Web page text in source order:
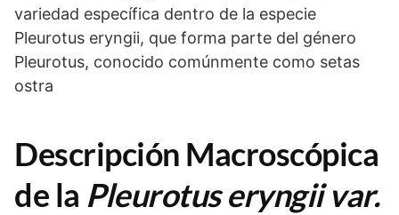
variedad específica dentro de la especie
Pleurotus eryngii, que forma parte del género
Pleurotus, conocido comúnmente como setas
ostra
Descripción Macroscópica
de la Pleurotus eryngii var.